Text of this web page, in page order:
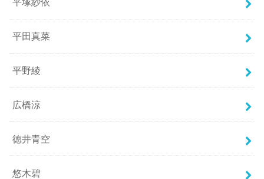
平田真菜
平野綾
広橋涼
徳井青空
悠木碧